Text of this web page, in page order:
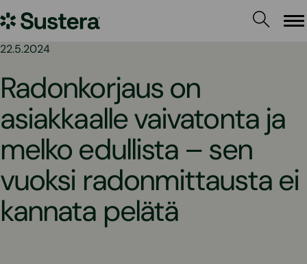
sisältöön
Sustera
22.5.2024
Radonkorjaus on
asiakkaalle vaivatonta ja
melko edullista – sen
vuoksi radonmittausta ei
kannata pelätä